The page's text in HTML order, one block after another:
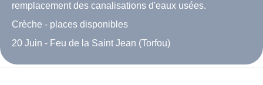
remplacement des canalisations d'eaux usées.
Crèche - places disponibles
20 Juin - Feu de la Saint Jean (Torfou)